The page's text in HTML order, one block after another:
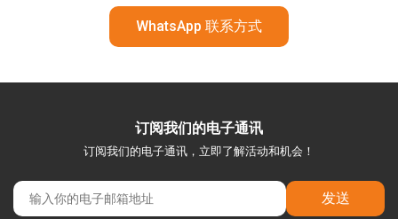
WhatsApp 联系方式
订阅我们的电子通讯
订阅我们的电子通讯，立即了解活动和机会！
发送